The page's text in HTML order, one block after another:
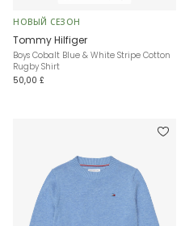
НОВЫЙ СЕЗОН
Tommy Hilfiger
Boys Cobalt Blue & White Stripe Cotton
Rugby Shirt
50,00 £